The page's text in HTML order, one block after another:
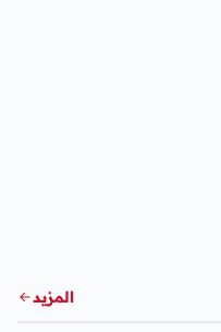
المزيد